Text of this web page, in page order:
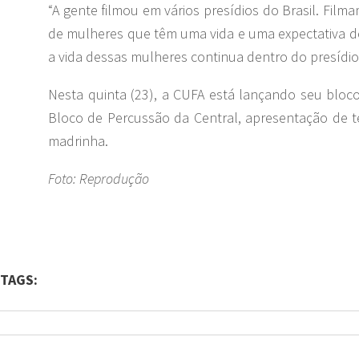
“A gente filmou em vários presídios do Brasil.
de mulheres que têm uma vida e uma expectativa
a vida dessas mulheres continua dentro do
Nesta quinta (23), a CUFA está lançando seu
Bloco de Percussão da Central, apresentação de
madrinha.
Foto: Reprodução
TAGS: